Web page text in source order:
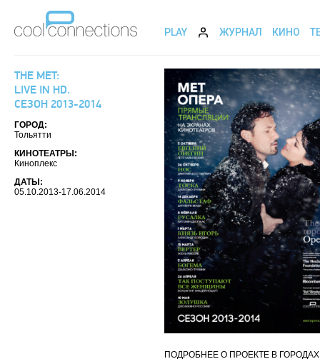
PLAY ЖУРНАЛ КИНО
THE MET:
LIVE IN HD.
СЕЗОН 2013-2014
ГОРОД:
Тольятти
КИНОТЕАТРЫ:
Киноплекс
ДАТЫ:
05.10.2013-17.06.2014
ПОДРОБНЕЕ О ПРОЕКТЕ В